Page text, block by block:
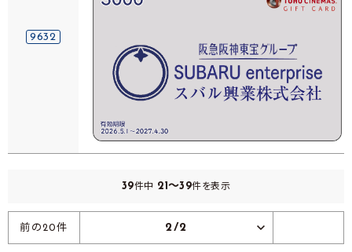
9632
39件中 21～39件を表示
前の20件 2/2